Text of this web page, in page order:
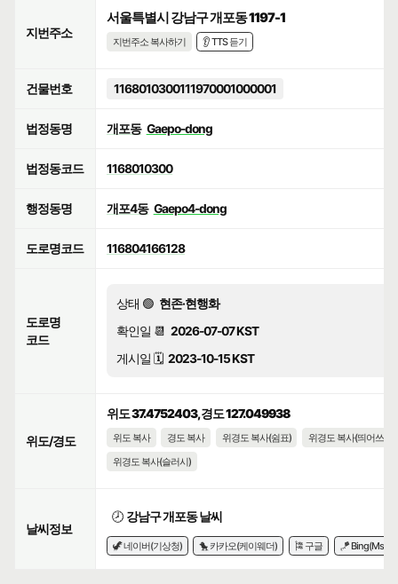
지번주소
서울특별시 강남구 개포동 1197-1
지번주소 복사하기 👂 TTS 듣기
건물번호 1168010300111970001000001
법정동명 개포동 Gaepo-dong
법정동코드 1168010300
행정동명 개포4동 Gaepo4-dong
도로명코드 116804166128
도로명
코드
상태 🟢 현존·현행화
확인일 📆 2026-07-07 KST
게시일 🗓️ 2023-10-15 KST
위도/경도
위도 37.4752403, 경도 127.049938
위도 복사 경도 복사 위경도 복사(쉼표)
위경도 복사(띄어쓰기)
위경도 복사(슬러시)
날씨정보
🕗 강남구 개포동 날씨
🦖 네이버(기상청) 🐤 카카오(케이웨더) 🎏 구글 🪁 Bing(Msn)